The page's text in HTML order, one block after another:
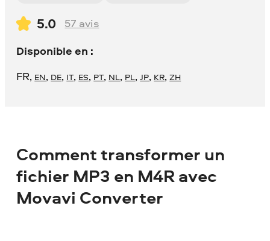
5.0 57 avis
Disponible en :
FR, EN, DE, IT, ES, PT, NL, PL,JP, KR,ZH
Comment transformer un
fichier MP3 en M4R avec
Movavi Converter